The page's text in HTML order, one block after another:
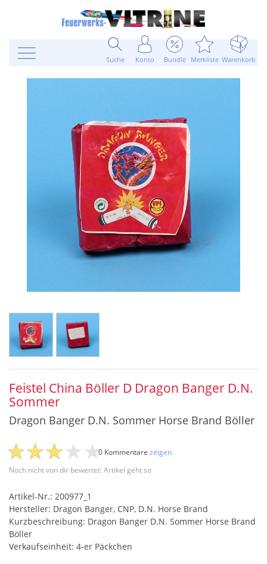
Suche Konto Bundle Merkliste Warenkorb
Feistel China Böller D Dragon Banger D.N.
Sommer
Dragon Banger D.N. Sommer Horse Brand Böller
Noch nicht von dir bewertet: Artikel geht so
0 Kommentare zeigen
Artikel-Nr.: 200977_1
Hersteller: Dragon Banger, CNP, D.N. Horse Brand
Kurzbeschreibung: Dragon Banger D.N. Sommer Horse Brand
Böller
Verkaufseinheit: 4-er Päckchen